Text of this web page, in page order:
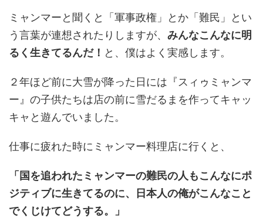
ミャンマーと聞くと「軍事政権」とか「難民」とい
う言葉が連想されたりしますが、 みんなこんなに明
るく生きてるんだ！ と、僕はよく実感します。
２年ほど前に大雪が降った日には『スィゥミャンマ
ー』の子供たちは店の前に雪だるまを作ってキャッ
キャと遊んでいました。
仕事に疲れた時にミャンマー料理店に行くと、
「国を追われたミャンマーの難民の人もこんなにポ
ジティブに生きてるのに、日本人の俺がこんなこと
でくじけてどうする。」